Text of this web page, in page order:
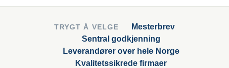
TRYGT Å VELGE
Mesterbrev
Sentral godkjenning
Leverandører over hele Norge
Kvalitetssikrede firmaer